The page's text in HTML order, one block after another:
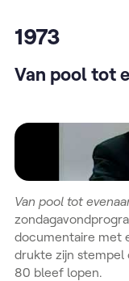
1973
Van pool tot
Video
Van pool tot
documentaire met
drukte zijn stempel
80 bleef lopen.